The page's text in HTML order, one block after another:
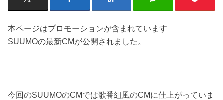
本ページはプロモーションが含まれています
SUUMOの最新CMが公開されました。
今回のSUUMOのCMでは歌番組風のCMに仕上がっていま